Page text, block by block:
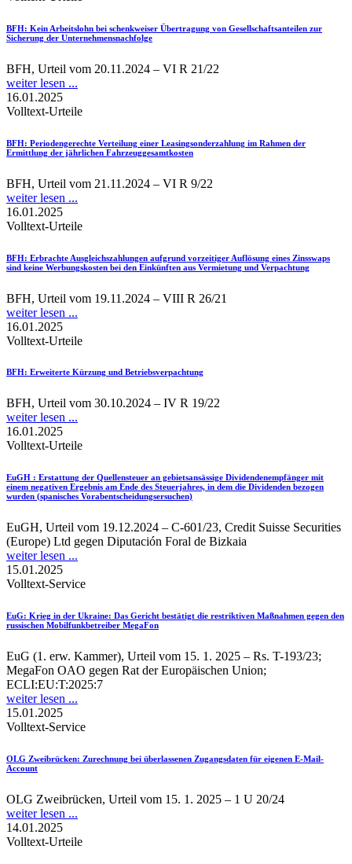
BFH: Kein Arbeitslohn bei schenkweiser Übertragung von Gesellschaftsanteilen zur
Sicherung der Unternehmensnachfolge
BFH, Urteil vom 20.11.2024 – VI R 21/22
weiter lesen ...
16.01.2025
Volltext-Urteile
BFH: Periodengerechte Verteilung einer Leasingsonderzahlung im Rahmen der
Ermittlung der jährlichen Fahrzeuggesamtkosten
BFH, Urteil vom 21.11.2024 – VI R 9/22
weiter lesen ...
16.01.2025
Volltext-Urteile
BFH: Erbrachte Ausgleichszahlungen aufgrund vorzeitiger Auflösung eines Zinsswaps
sind keine Werbungskosten bei den Einkünften aus Vermietung und Verpachtung
BFH, Urteil vom 19.11.2024 – VIII R 26/21
weiter lesen ...
16.01.2025
Volltext-Urteile
BFH: Erweiterte Kürzung und Betriebsverpachtung
BFH, Urteil vom 30.10.2024 – IV R 19/22
weiter lesen ...
16.01.2025
Volltext-Urteile
EuGH : Erstattung der Quellensteuer an gebietsansässige Dividendenempfänger mit
einem negativen Ergebnis am Ende des Steuerjahres, in dem die Dividenden bezogen
wurden (spanisches Vorabentscheidungsersuchen)
EuGH, Urteil vom 19.12.2024 – C-601/23, Credit Suisse Securities
(Europe) Ltd gegen Diputación Foral de Bizkaia
weiter lesen ...
15.01.2025
Volltext-Service
EuG: Krieg in der Ukraine: Das Gericht bestätigt die restriktiven Maßnahmen gegen den
russischen Mobilfunkbetreiber MegaFon
EuG (1. erw. Kammer), Urteil vom 15. 1. 2025 – Rs. T-193/23;
MegaFon OAO gegen Rat der Europäischen Union;
ECLI:EU:T:2025:7
weiter lesen ...
15.01.2025
Volltext-Service
OLG Zweibrücken: Zurechnung bei überlassenen Zugangsdaten für eigenen E-Mail-
Account
OLG Zweibrücken, Urteil vom 15. 1. 2025 – 1 U 20/24
weiter lesen ...
14.01.2025
Volltext-Urteile